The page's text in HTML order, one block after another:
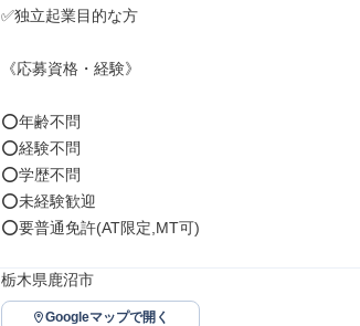
✅独立起業目的な方
《応募資格・経験》
⭕年齢不問
⭕経験不問
⭕学歴不問
⭕未経験歓迎
⭕要普通免許(AT限定,MT可)
栃木県鹿沼市
Googleマップで開く